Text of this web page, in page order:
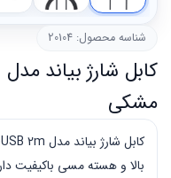
شناسه محصول: 20104
مشکی